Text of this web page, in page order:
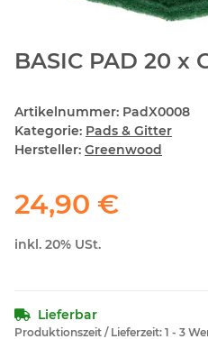
BASIC PAD 20 x
Artikelnummer: PadX0008
Kategorie: Pads & Gitter
Hersteller: Greenwood
24,90 €
inkl. 20% USt.
Lieferbar
Produktionszeit / Lieferzeit: 1 - 3